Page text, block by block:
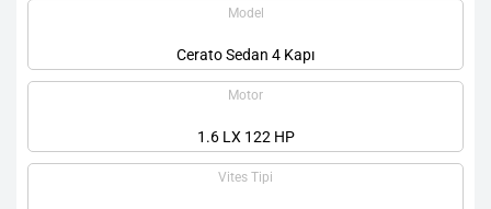
Model
Cerato Sedan 4 Kapı
Motor
1.6 LX 122 HP
Vites Tipi